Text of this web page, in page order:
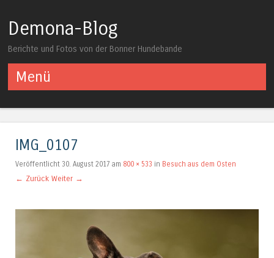
Demona-Blog
Berichte und Fotos von der Bonner Hundebande
Menü
IMG_0107
Veröffentlicht 30. August 2017 am 800 × 533 in Besuch aus dem Osten
← Zurück Weiter →